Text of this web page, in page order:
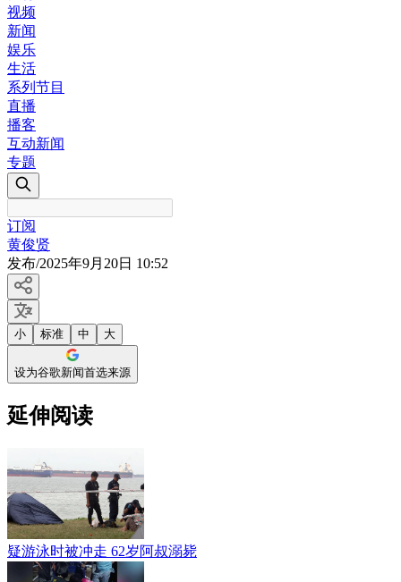
视频
新闻
娱乐
生活
系列节目
直播
播客
互动新闻
专题
订阅
黄俊贤
发布/2025年9月20日 10:52
小 标准 中 大
设为谷歌新闻首选来源
延伸阅读
疑游泳时被冲走 62岁阿叔溺毙